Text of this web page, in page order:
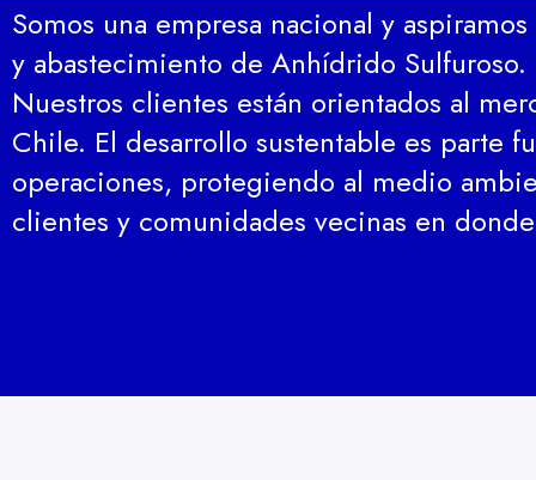
Somos una empresa nacional y
y abastecimiento de Anhídrido Sulfuroso.
Nuestros clientes están orientados al
Chile. El desarrollo sustentable es parte
operaciones, protegiendo al medio
clientes y comunidades vecinas en